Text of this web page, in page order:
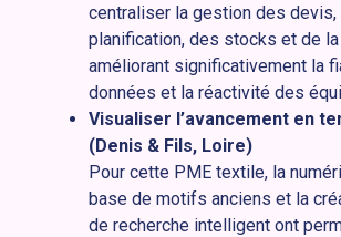
centraliser la gestion des devis,
planification, des stocks et de
améliorant significativement la
données et la réactivité des
Visualiser l’avancement en
(Denis & Fils, Loire)
Pour cette PME textile, la
base de motifs anciens et la
de recherche intelligent ont